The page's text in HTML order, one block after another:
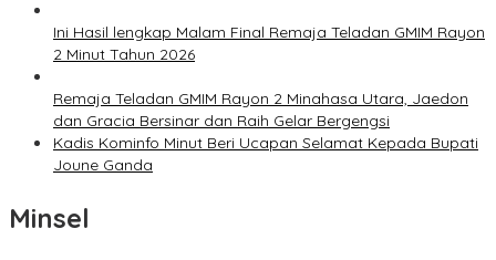
Ini Hasil lengkap Malam Final Remaja Teladan GMIM Rayon
2 Minut Tahun 2026
Remaja Teladan GMIM Rayon 2 Minahasa Utara, Jaedon
dan Gracia Bersinar dan Raih Gelar Bergengsi
Kadis Kominfo Minut Beri Ucapan Selamat Kepada Bupati
Joune Ganda
Minsel